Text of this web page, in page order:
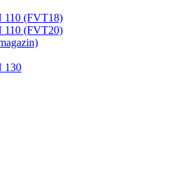
(FVT18)
(FVT20)
130